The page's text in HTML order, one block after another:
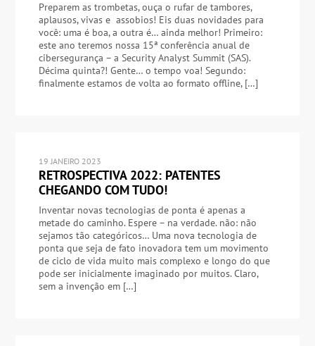
Preparem as trombetas, ouça o rufar de tambores,
aplausos, vivas e assobios! Eis duas novidades para
você: uma é boa, a outra é… ainda melhor! Primeiro:
este ano teremos nossa 15ª conferência anual de
cibersegurança – a Security Analyst Summit (SAS).
Décima quinta?! Gente… o tempo voa! Segundo:
finalmente estamos de volta ao formato offline, […]
19 JANEIRO 2023
RETROSPECTIVA 2022: PATENTES
CHEGANDO COM TUDO!
Inventar novas tecnologias de ponta é apenas a
metade do caminho. Espere – na verdade. não: não
sejamos tão categóricos… Uma nova tecnologia de
ponta que seja de fato inovadora tem um movimento
de ciclo de vida muito mais complexo e longo do que
pode ser inicialmente imaginado por muitos. Claro,
sem a invenção em […]